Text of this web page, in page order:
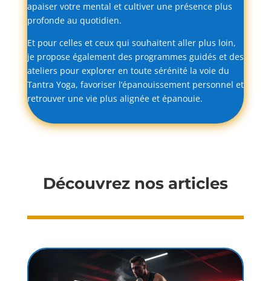
apaiser votre mental et cultiver une présence plus
profonde au quotidien.
Et pour celles et ceux qui souhaitent aller plus loin,
je propose également des programmes guidés et des
ateliers pour explorer en toute sérénité la voie du
Tantra Yoga, favoriser l’épanouissement personnel et
retrouver une vie plus alignée et épanouie.
Découvrez nos articles